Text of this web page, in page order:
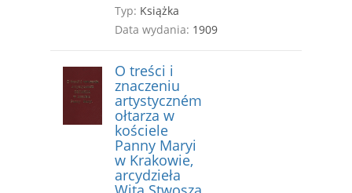
Typ: Książka
Data wydania: 1909
O treści i
znaczeniu
artystyczném
ołtarza w
kościele
Panny Maryi
w Krakowie,
arcydzieła